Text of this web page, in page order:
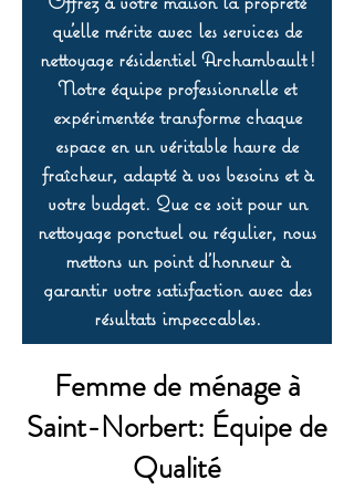
qu’elle mérite avec les services de
nettoyage résidentiel Archambault !
Notre équipe professionnelle et
expérimentée transforme chaque
espace en un véritable havre de
fraîcheur, adapté à vos besoins et à
votre budget. Que ce soit pour un
nettoyage ponctuel ou régulier, nous
mettons un point d’honneur à
garantir votre satisfaction avec des
résultats impeccables.
Femme de ménage à
Saint-Norbert: Équipe de
Qualité